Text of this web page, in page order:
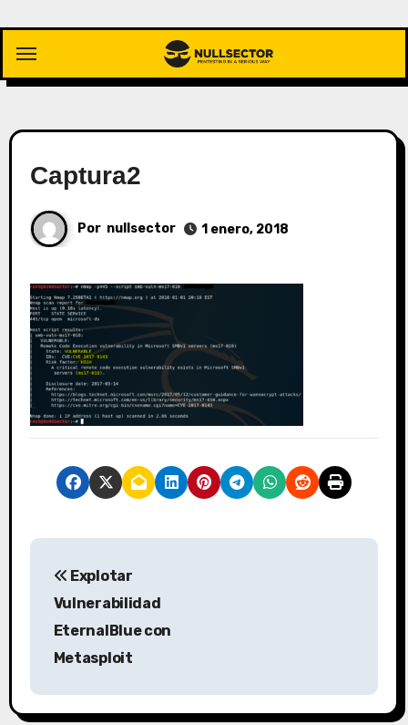
contenido
Captura2
Por nullsector 1 enero, 2018
g
Explotar
Vulnerabilidad
EternalBlue con
Metasploit